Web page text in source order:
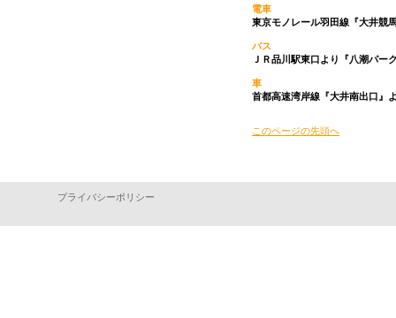
電車
東京モノレール羽田線『大井競
バス
ＪＲ品川駅東口より『八潮パー
車
首都高速湾岸線『大井南出口』
このページの先頭へ
プライバシーポリシー